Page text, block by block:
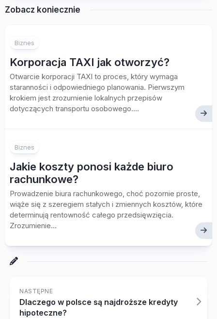
Zobacz koniecznie
Biznes
Korporacja TAXI jak otworzyć?
Otwarcie korporacji TAXI to proces, który wymaga
staranności i odpowiedniego planowania. Pierwszym
krokiem jest zrozumienie lokalnych przepisów
dotyczących transportu osobowego....
Biznes
Jakie koszty ponosi każde biuro
rachunkowe?
Prowadzenie biura rachunkowego, choć pozornie proste,
wiąże się z szeregiem stałych i zmiennych kosztów, które
determinują rentowność całego przedsięwzięcia.
Zrozumienie...
NASTĘPNE
Dlaczego w polsce są najdroższe kredyty
hipoteczne?